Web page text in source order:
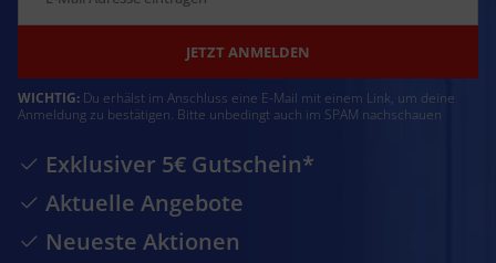
JETZT ANMELDEN
WICHTIG: Du erhälst im Anschluss eine E-Mail mit einem Link, um deine
Anmeldung zu bestätigen. Bitte unbedingt auch im SPAM nachschauen
Exklusiver 5€ Gutschein*
Aktuelle Angebote
Neueste Aktionen